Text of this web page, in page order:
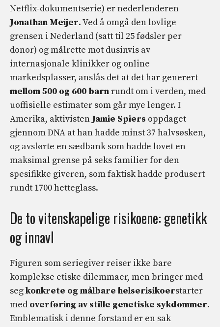
Netflix-dokumentserie) er nederlenderen
Jonathan Meijer. Ved å omgå den lovlige
grensen i Nederland (satt til 25 fødsler per
donor) og målrette mot dusinvis av
internasjonale klinikker og online
markedsplasser, anslås det at det har generert
mellom 500 og 600 barnrundt om i verden, med
uoffisielle estimater som går mye lenger. I
Amerika, aktivisten Jamie Spiers oppdaget
gjennom DNA at han hadde minst 37 halvsøsken,
og avslørte en sædbank som hadde lovet en
maksimal grense på seks familier for den
spesifikke giveren, som faktisk hadde produsert
rundt 1700 hetteglass.
De to vitenskapelige risikoene: genetikk
og innavl
Figuren som seriegiver reiser ikke bare
komplekse etiske dilemmaer, men bringer med
segkonkrete og målbare helserisikoerstarter
med overføring av stille genetiske sykdommer.
Emblematisk i denne forstand er en sak